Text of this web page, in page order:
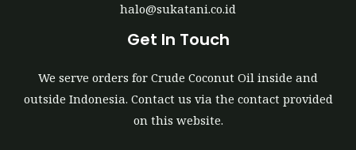
halo@sukatani.co.id
Get In Touch
We serve orders for Crude Coconut Oil inside and
outside Indonesia. Contact us via the contact provided
on this website.